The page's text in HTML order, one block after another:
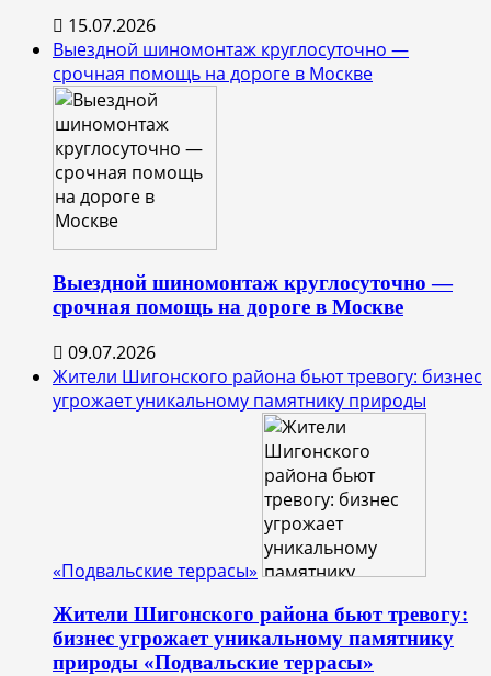
15.07.2026
Выездной шиномонтаж круглосуточно —
срочная помощь на дороге в Москве
Выездной шиномонтаж круглосуточно —
срочная помощь на дороге в Москве
09.07.2026
Жители Шигонского района бьют тревогу: бизнес
угрожает уникальному памятнику природы
«Подвальские террасы»
Жители Шигонского района бьют тревогу:
бизнес угрожает уникальному памятнику
природы «Подвальские террасы»